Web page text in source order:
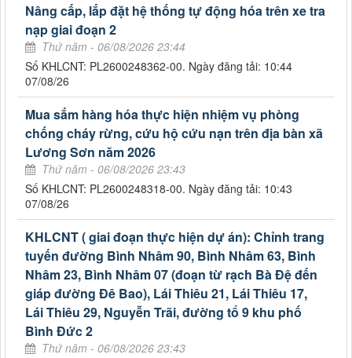
Nâng cấp, lắp đặt hệ thống tự động hóa trên xe tra
nạp giai đoạn 2
Thứ năm - 06/08/2026 23:44
Số KHLCNT: PL2600248362-00. Ngày đăng tải: 10:44
07/08/26
Mua sắm hàng hóa thực hiện nhiệm vụ phòng
chống cháy rừng, cứu hộ cứu nạn trên địa bàn xã
Lương Sơn năm 2026
Thứ năm - 06/08/2026 23:43
Số KHLCNT: PL2600248318-00. Ngày đăng tải: 10:43
07/08/26
KHLCNT ( giai đoạn thực hiện dự án): Chỉnh trang
tuyến đường Bình Nhâm 90, Bình Nhâm 63, Bình
Nhâm 23, Bình Nhâm 07 (đoạn từ rạch Bà Đệ đến
giáp đường Đê Bao), Lái Thiêu 21, Lái Thiêu 17,
Lái Thiêu 29, Nguyễn Trãi, đường tổ 9 khu phố
Bình Đức 2
Thứ năm - 06/08/2026 23:43